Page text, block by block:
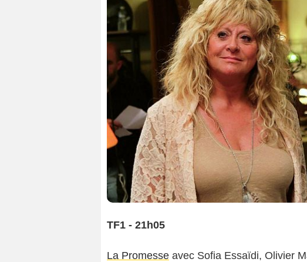
TF1 - 21h05
La Promesse avec Sofia Essaïdi, Olivier